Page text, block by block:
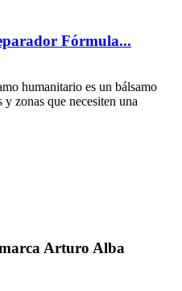
Fórmula...
humanitario es un bálsamo
zonas que necesiten una
Arturo Alba